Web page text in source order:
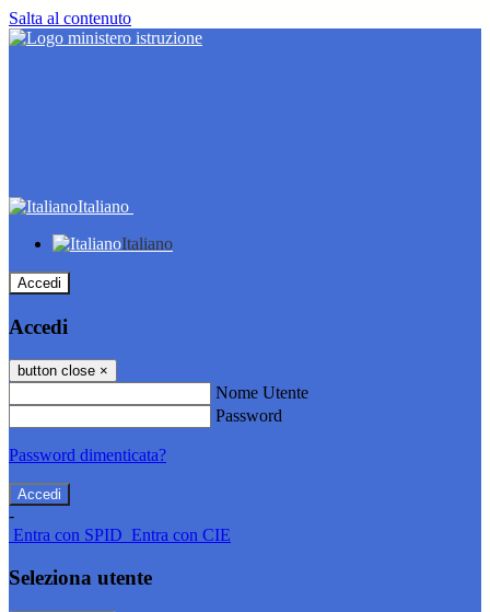
Salta al contenuto
Italiano
Italiano
Accedi
Accedi
button close ×
Nome Utente
Password
Password dimenticata?
-
Entra con SPID Entra con CIE
Seleziona utente